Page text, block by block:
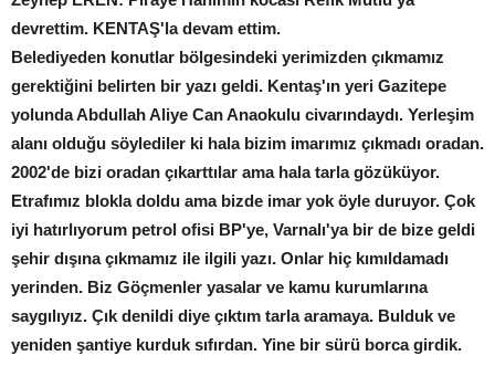
devrettim. KENTAŞ'la devam ettim.
Belediyeden konutlar bölgesindeki yerimizden çıkmamız
gerektiğini belirten bir yazı geldi. Kentaş'ın yeri Gazitepe
yolunda Abdullah Aliye Can Anaokulu civarındaydı. Yerleşim
alanı olduğu söylediler ki hala bizim imarımız çıkmadı oradan.
2002'de bizi oradan çıkarttılar ama hala tarla gözüküyor.
Etrafımız blokla doldu ama bizde imar yok öyle duruyor. Çok
iyi hatırlıyorum petrol ofisi BP'ye, Varnalı'ya bir de bize geldi
şehir dışına çıkmamız ile ilgili yazı. Onlar hiç kımıldamadı
yerinden. Biz Göçmenler yasalar ve kamu kurumlarına
saygılıyız. Çık denildi diye çıktım tarla aramaya. Bulduk ve
yeniden şantiye kurduk sıfırdan. Yine bir sürü borca girdik.